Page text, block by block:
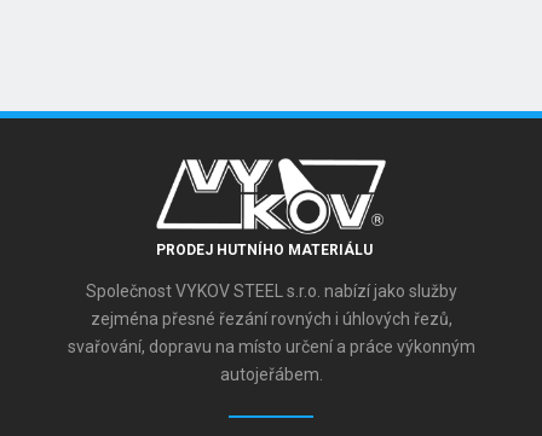
PRODEJ HUTNÍHO MATERIÁLU
Společnost VYKOV STEEL s.r.o. nabízí jako služby
zejména přesné řezání rovných i úhlových řezů,
svařování, dopravu na místo určení a práce výkonným
autojeřábem.